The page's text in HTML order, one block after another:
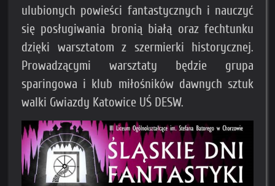
ulubionych powieści fantastycznych i nauczyć
się posługiwania bronią białą oraz fechtunku
dzięki warsztatom z szermierki historycznej.
Prowadzącymi warsztaty będzie grupa
sparingowa i klub miłośników dawnych sztuk
walki Gwiazdy Katowice UŚ DESW.